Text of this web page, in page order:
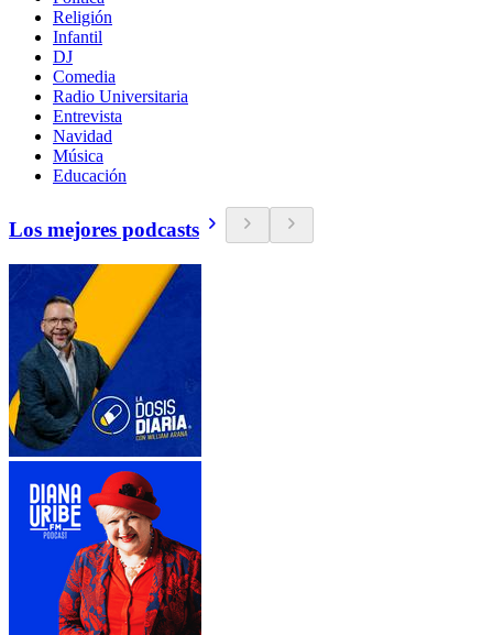
Religión
Infantil
DJ
Comedia
Radio Universitaria
Entrevista
Navidad
Música
Educación
Los mejores podcasts